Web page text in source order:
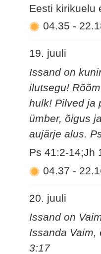
Eesti kirikuelu
04.35 -
19. juuli
Issand on
ilutsegu!
hulk! Pilved ja
ümber, õigus
aujärje alus.
Ps 41:2-14;Jh
04.37 -
20. juuli
Issand on
Issanda Vaim,
3:17